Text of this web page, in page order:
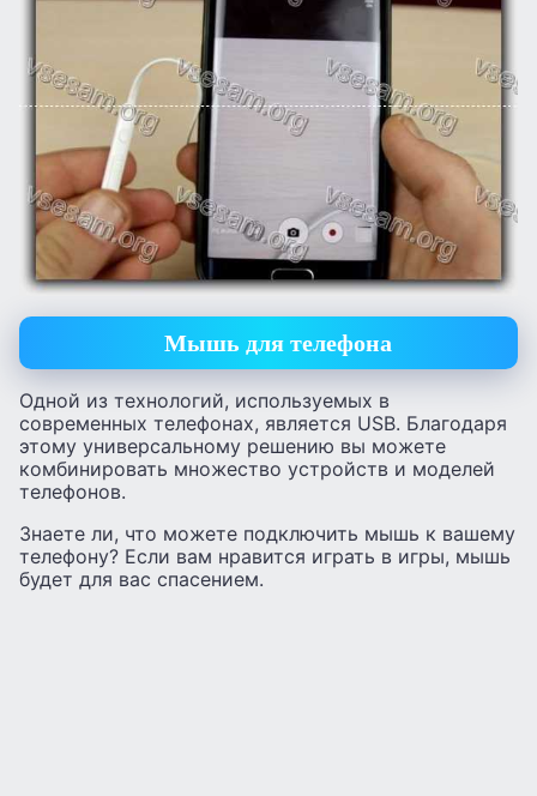
Мышь для телефона
Одной из технологий, используемых в
современных телефонах, является USB. Благодаря
этому универсальному решению вы можете
комбинировать множество устройств и моделей
телефонов.
Знаете ли, что можете подключить мышь к вашему
телефону? Если вам нравится играть в игры, мышь
будет для вас спасением.